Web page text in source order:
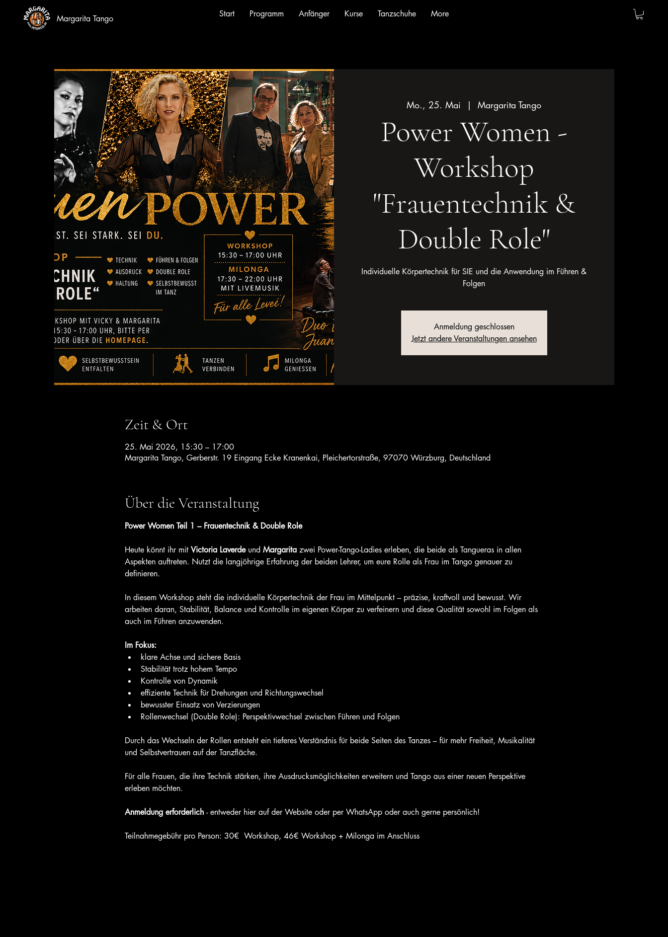
Margarita Tango Start Programm Anfänger Kurse Tanzschuhe More
Mo., 25. Mai
  |
Margarita Tango
Power Women -
Workshop
"Frauentechnik &
Double Role"
Individuelle Körpertechnik für SIE und die Anwendung im Führen &
Folgen
Anmeldung geschlossen
Jetzt andere Veranstaltungen ansehen
Zeit & Ort
25. Mai 2026, 15:30 – 17:00
Margarita Tango, Gerberstr. 19 Eingang Ecke Kranenkai, Pleichertorstraße, 97070 Würzburg, Deutschland
Über die Veranstaltung
Power Women Teil 1 – Frauentechnik & Double Role
Heute könnt ihr mit Victoria Laverde und Margarita zwei Power-Tango-Ladies erleben, die beide als Tangueras in allen
Aspekten auftreten. Nutzt die langjöhrige Erfahrung der beiden Lehrer, um eure Rolle als Frau im Tango genauer zu
definieren.
In diesem Workshop steht die individuelle Körpertechnik der Frau im Mittelpunkt – präzise, kraftvoll und bewusst. Wir
arbeiten daran, Stabilität, Balance und Kontrolle im eigenen Körper zu verfeinern und diese Qualität sowohl im Folgen als
auch im Führen anzuwenden.
Im Fokus:
klare Achse und sichere Basis
Stabilität trotz hohem Tempo
Kontrolle von Dynamik
effiziente Technik für Drehungen und Richtungswechsel
bewusster Einsatz von Verzierungen
Rollenwechsel (Double Role): Perspektivwechsel zwischen Führen und Folgen
Durch das Wechseln der Rollen entsteht ein tieferes Verständnis für beide Seiten des Tanzes – für mehr Freiheit, Musikalität
und Selbstvertrauen auf der Tanzfläche.
Für alle Frauen, die ihre Technik stärken, ihre Ausdrucksmöglichkeiten erweitern und Tango aus einer neuen Perspektive
erleben möchten.
Anmeldung erforderlich - entweder hier auf der Website oder per WhatsApp oder auch gerne persönlich!
Teilnahmegebühr pro Person: 30€  Workshop, 46€ Workshop + Milonga im Anschluss